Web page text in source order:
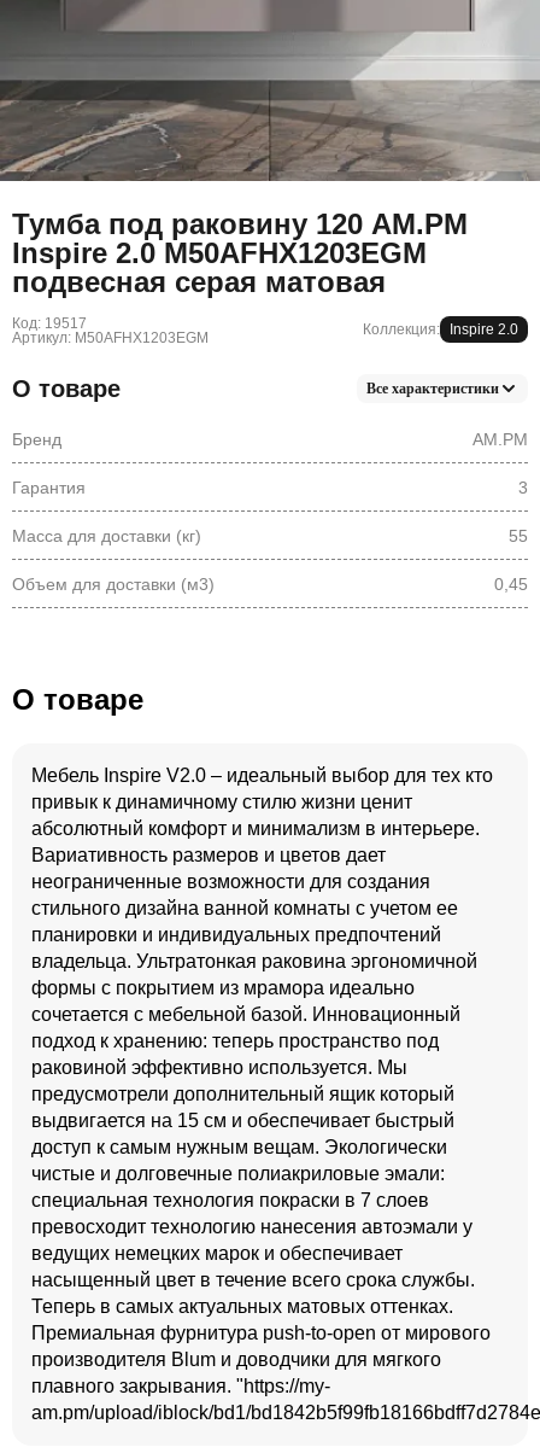
Тумба под раковину 120 AM.PM
Inspire 2.0 M50AFHX1203EGM
подвесная серая матовая
Код: 19517
Артикул: M50AFHX1203EGM
Коллекция: Inspire 2.0
О товаре Все характеристики
Бренд AM.PM
Гарантия 3
Масса для доставки (кг) 55
Объем для доставки (м3) 0,45
О товаре
Мебель Inspire V2.0 – идеальный выбор для тех кто
привык к динамичному стилю жизни ценит
абсолютный комфорт и минимализм в интерьере.
Вариативность размеров и цветов дает
неограниченные возможности для создания
стильного дизайна ванной комнаты с учетом ее
планировки и индивидуальных предпочтений
владельца. Ультратонкая раковина эргономичной
формы с покрытием из мрамора идеально
сочетается с мебельной базой. Инновационный
подход к хранению: теперь пространство под
раковиной эффективно используется. Мы
предусмотрели дополнительный ящик который
выдвигается на 15 см и обеспечивает быстрый
доступ к самым нужным вещам. Экологически
чистые и долговечные полиакриловые эмали:
специальная технология покраски в 7 слоев
превосходит технологию нанесения автоэмали у
ведущих немецких марок и обеспечивает
насыщенный цвет в течение всего срока службы.
Теперь в самых актуальных матовых оттенках.
Премиальная фурнитура push-to-open от мирового
производителя Blum и доводчики для мягкого
плавного закрывания. "https://my-
am.pm/upload/iblock/bd1/